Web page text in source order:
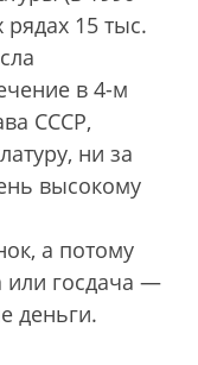
рядах 15 тыс.
в 4-м
СССР,
ни за
высокому
а потому
госдача —
деньги.